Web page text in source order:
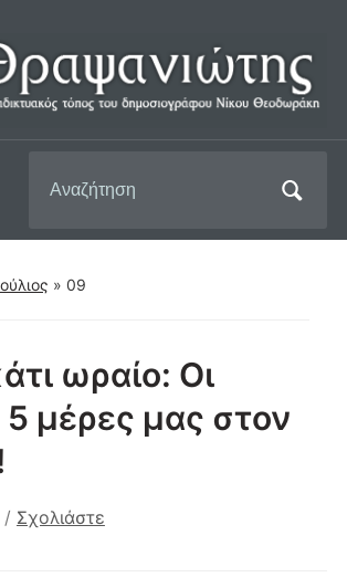
για:
» 09
ωραίο: Οι
μέρες μας στον
/ Σχολιάστε